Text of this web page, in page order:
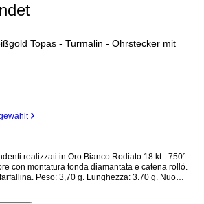
Topas - Turmalin - Ohrstecker mit
realizzati in Oro Bianco Rodiato 18 kt - 750°
con montatura tonda diamantata e catena rollò.
3.70 g. Nuovo